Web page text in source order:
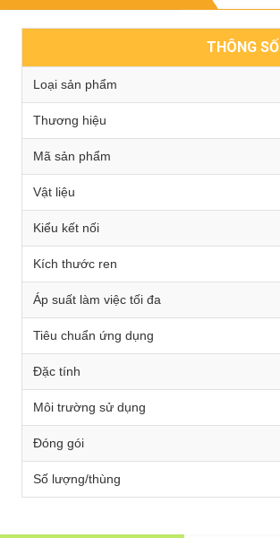
THÔNG SỐ
Loại sản phẩm
Thương hiệu
Mã sản phẩm
Vật liệu
Kiểu kết nối
Kích thước ren
Áp suất làm việc tối đa
Tiêu chuẩn ứng dụng
Đặc tính
Môi trường sử dụng
Đóng gói
Số lượng/thùng